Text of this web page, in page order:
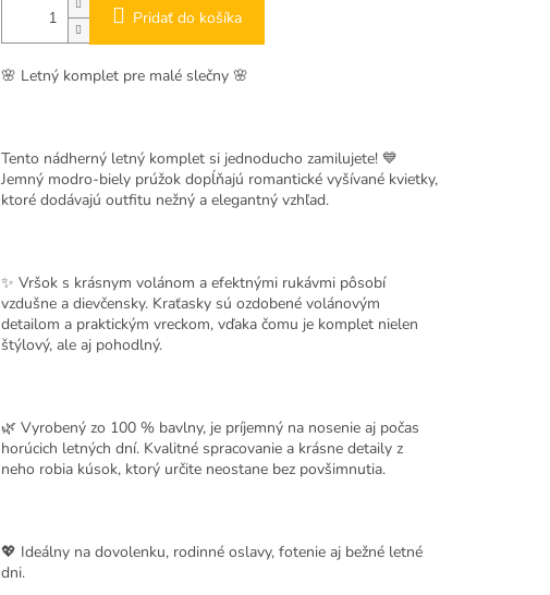
Pridať do košíka
🌸 Letný komplet pre malé slečny🌸
Tento nádherný letný komplet si jednoducho zamilujete! 💙
Jemný modro-biely prúžok dopĺňajú romantické vyšívané kvietky,
ktoré dodávajú outfitu nežný a elegantný vzhľad.
✨ Vršok s krásnym volánom a efektnými rukávmi pôsobí
vzdušne a dievčensky. Kraťasky sú ozdobené volánovým
detailom a praktickým vreckom, vďaka čomu je komplet nielen
štýlový, ale aj pohodlný.
🌿 Vyrobený zo 100 % bavlny, je príjemný na nosenie aj počas
horúcich letných dní. Kvalitné spracovanie a krásne detaily z
neho robia kúsok, ktorý určite neostane bez povšimnutia.
💖 Ideálny na dovolenku, rodinné oslavy, fotenie aj bežné letné
dni.